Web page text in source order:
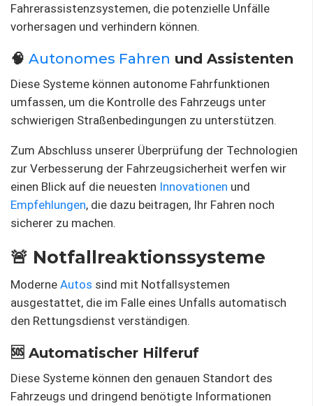
Fahrerassistenzsystemen, die potenzielle Unfälle
vorhersagen und verhindern können.
🧠 Autonomes Fahren und Assistenten
Diese Systeme können autonome Fahrfunktionen
umfassen, um die Kontrolle des Fahrzeugs unter
schwierigen Straßenbedingungen zu unterstützen.
Zum Abschluss unserer Überprüfung der Technologien
zur Verbesserung der Fahrzeugsicherheit werfen wir
einen Blick auf die neuesten Innovationen und
Empfehlungen, die dazu beitragen, Ihr Fahren noch
sicherer zu machen.
🚨 Notfallreaktionssysteme
Moderne Autos sind mit Notfallsystemen
ausgestattet, die im Falle eines Unfalls automatisch
den Rettungsdienst verständigen.
🆘 Automatischer Hilferuf
Diese Systeme können den genauen Standort des
Fahrzeugs und dringend benötigte Informationen